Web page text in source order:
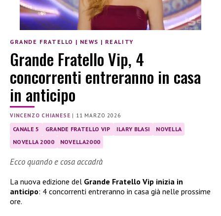
GRANDE FRATELLO | NEWS | REALITY
Grande Fratello Vip, 4
concorrenti entreranno in casa
in anticipo
VINCENZO CHIANESE | 11 MARZO 2026
CANALE 5 GRANDE FRATELLO VIP ILARY BLASI
NOVELLA
NOVELLA 2000
NOVELLA2000
Ecco quando e cosa accadrà
La nuova edizione del Grande Fratello Vip inizia in
anticipo: 4 concorrenti entreranno in casa già nelle prossime
ore.